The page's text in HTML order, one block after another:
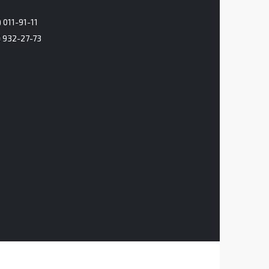
91-11
932-27-73